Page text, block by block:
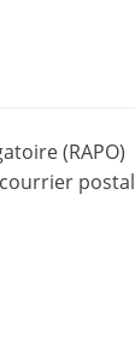
(RAPO)
postal